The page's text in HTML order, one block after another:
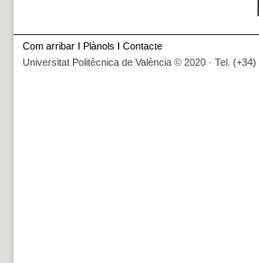
Com arribar I Plànols I Contacte
Universitat Politècnica de València © 2020 · Tel.